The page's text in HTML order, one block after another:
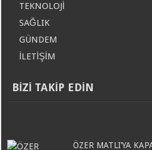
TEKNOLOJİ
SAĞLIK
GÜNDEM
İLETİŞİM
BİZİ TAKİP EDİN
ÖZER MATLI’YA